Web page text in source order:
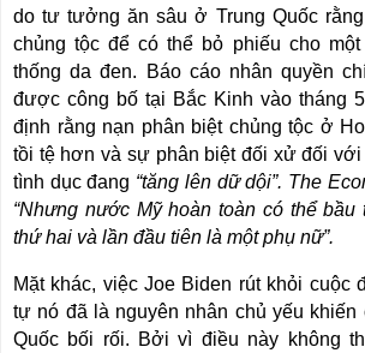
do tư tưởng ăn sâu ở Trung Quốc
chủng tộc để có thể bỏ phiếu cho
thống da đen. Báo cáo nhân quyền
được công bố tại Bắc Kinh vào tháng
định rằng nạn phân biệt chủng tộc ở
tồi tệ hơn và sự phân biệt đối xử đối với
tình dục đang “tăng lên dữ dội”. The
“Nhưng nước Mỹ hoàn toàn có thể bầu
thứ hai và lần đầu tiên là một phụ nữ”.
Mặt khác, việc Joe Biden rút khỏi cuộc
tự nó đã là nguyên nhân chủ yếu khiến
Quốc bối rối. Bởi vì điều này không